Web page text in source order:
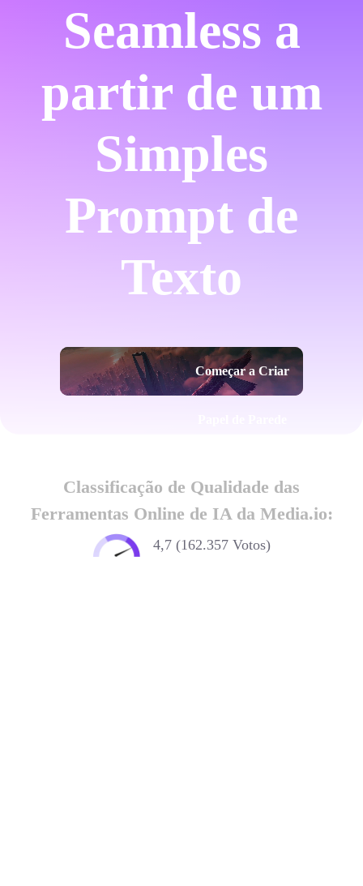
Seamless a
partir de um
Simples
Prompt de
Texto
Começar a Criar
Classificação de Qualidade das
Ferramentas Online de IA da Media.io:
4,7 (162.357 Votos)